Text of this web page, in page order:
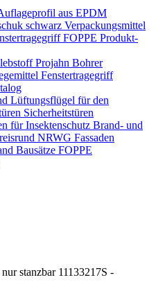
aus EPDM
schwarz Verpackungsmittel
FOPPE Produkt-
Projahn Bohrer
Fenstertragegriff
Lüftungsflügel für den
Sicherheitstüren
für Insektenschutz Brand- und
NRWG Fassaden
Bausätze FOPPE
stanzbar 11133217S -